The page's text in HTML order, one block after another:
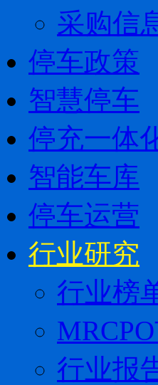
采购信
停车政策
智慧停车
停充一体
智能车库
停车运营
行业研究
行业榜
行业报